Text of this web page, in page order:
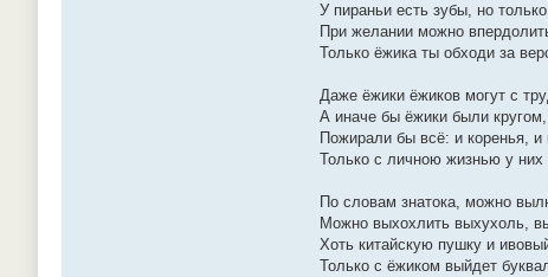
У пираньи есть зубы, но
При желании можно
Только ёжика ты обходи за
Даже ёжики ёжиков могут с
А иначе бы ёжики были кругом,
Пожирали бы всё: и коренья, и
Только с личною жизнью у них
По словам знатока, можно
Можно выхохлить выхухоль,
Хоть китайскую пушку и
Только с ёжиком выйдет